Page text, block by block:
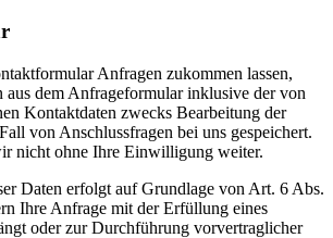
Anfragen zukommen lassen,
aus dem Anfrageformular inklusive der von
Kontaktdaten zwecks Bearbeitung der
von Anschlussfragen bei uns gespeichert.
nicht ohne Ihre Einwilligung weiter.
Daten erfolgt auf Grundlage von Art. 6 Abs.
Ihre Anfrage mit der Erfüllung eines
oder zur Durchführung vorvertraglicher